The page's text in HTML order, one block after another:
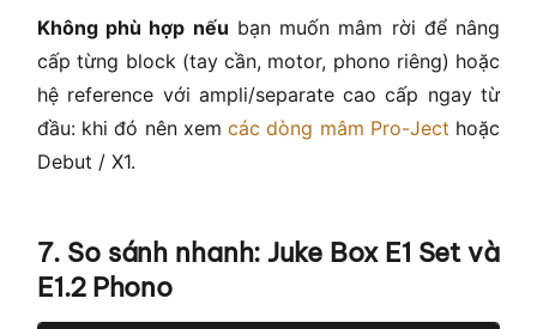
Không phù hợp nếu bạn muốn mâm rời để nâng
cấp từng block (tay cần, motor, phono riêng) hoặc
hệ reference với ampli/separate cao cấp ngay từ
đầu: khi đó nên xemcác dòng mâm Pro-Ject hoặc
Debut / X1.
7. So sánh nhanh: Juke Box E1 Set và
E1.2 Phono